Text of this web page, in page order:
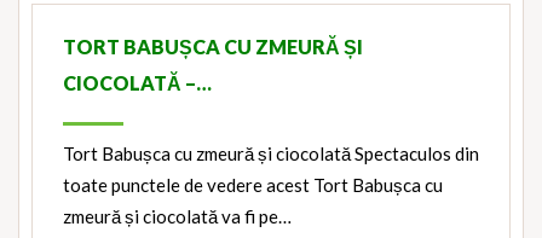
TORT BABUȘCA CU ZMEURĂ ȘI
CIOCOLATĂ –…
Tort Babușca cu zmeură și ciocolată Spectaculos din
toate punctele de vedere acest Tort Babușca cu
zmeură și ciocolată va fi pe…